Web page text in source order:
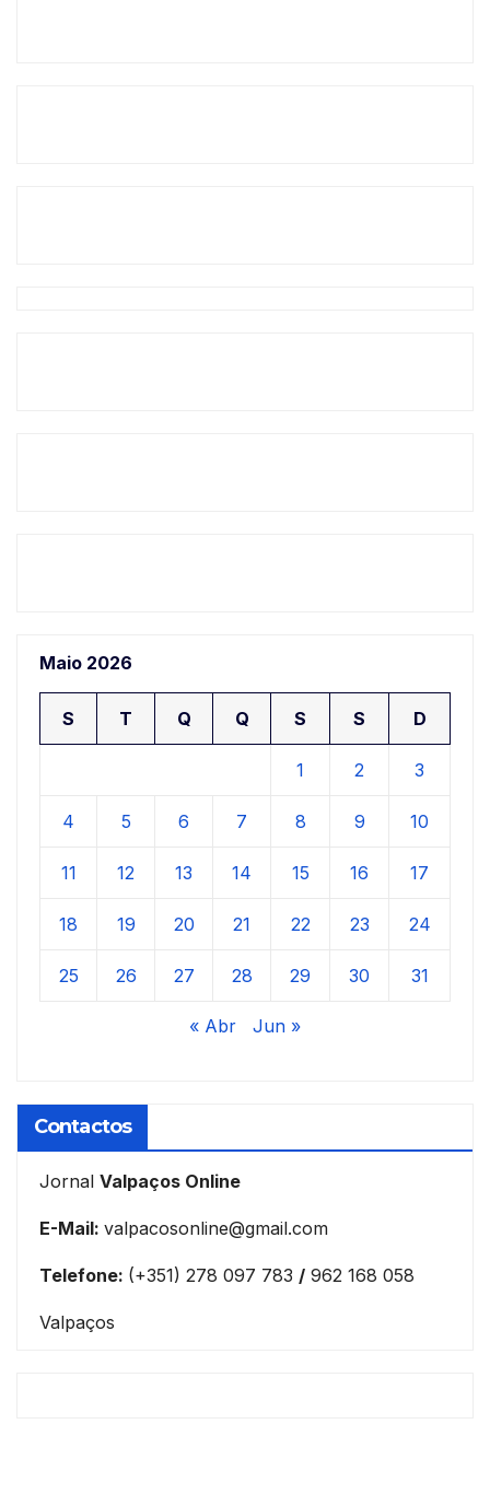
Maio 2026
S T Q Q S S D
1 2 3
4 5 6 7 8 9 10
11 12 13 14 15 16 17
18 19 20 21 22 23 24
25 26 27 28 29 30 31
« Abr Jun »
Contactos
Jornal Valpaços Online
E-Mail: valpacosonline@gmail.com
Telefone: (+351) 278 097 783 / 962 168 058
Valpaços